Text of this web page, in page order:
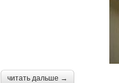
читать дальше →